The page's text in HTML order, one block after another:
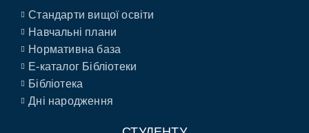
Стандарти вищої освіти
Навчальні плани
Нормативна база
E-каталог Бібліотеки
Бібліотека
Дні народження